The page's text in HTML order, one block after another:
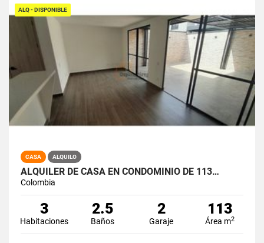
ALQ - DISPONIBLE
CASA ALQUILO
ALQUILER DE CASA EN CONDOMINIO DE 113…
Colombia
3
Habitaciones
2.5
Baños
2
Garaje
113
Área m2